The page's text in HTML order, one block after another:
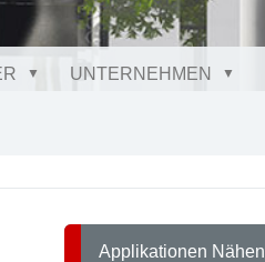
UNTERNEHMEN
Applikationen Nähen